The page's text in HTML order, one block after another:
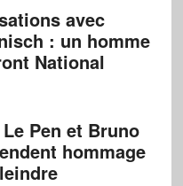
avec
: un homme
National
Pen et Bruno
hommage